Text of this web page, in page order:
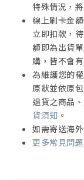
特殊情況，
線上刷卡金
立即扣款，
額即為出貨
購，皆不會
為維護您的
原狀並依原
退貨之商品
貨須知 。
如需寄送海
更多常見問題